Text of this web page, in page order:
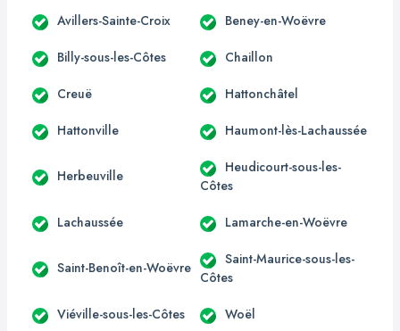
Avillers-Sainte-Croix Beney-en-Woëvre
Billy-sous-les-Côtes Chaillon
Creuë Hattonchâtel
Hattonville Haumont-lès-Lachaussée
Herbeuville
Heudicourt-sous-les-
Côtes
Lachaussée Lamarche-en-Woëvre
Saint-Benoît-en-Woëvre
Saint-Maurice-sous-les-
Côtes
Viéville-sous-les-Côtes Woël